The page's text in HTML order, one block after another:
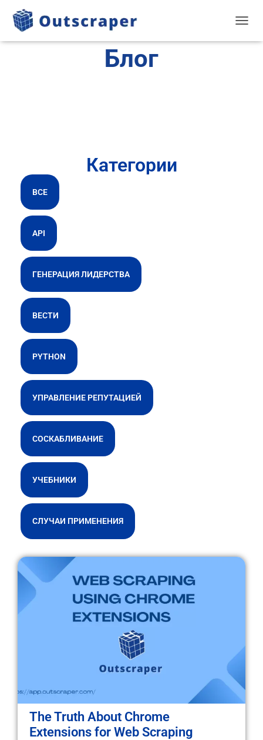
Блог
Категории
ВСЕ
API
ГЕНЕРАЦИЯ ЛИДЕРСТВА
ВЕСТИ
PYTHON
УПРАВЛЕНИЕ РЕПУТАЦИЕЙ
СОСКАБЛИВАНИЕ
УЧЕБНИКИ
СЛУЧАИ ПРИМЕНЕНИЯ
The Truth About Chrome
Extensions for Web Scraping